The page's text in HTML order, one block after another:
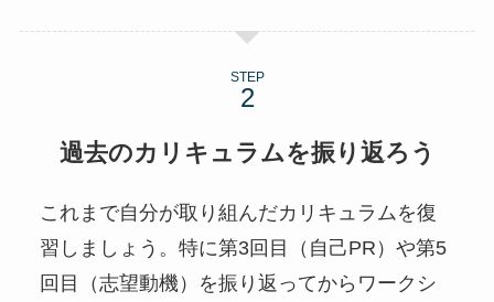
STEP
過去のカリキュラムを振り返ろう
これまで自分が取り組んだカリキュラムを復
習しましょう。特に第3回目（自己PR）や第5
回目（志望動機）を振り返ってからワークシ